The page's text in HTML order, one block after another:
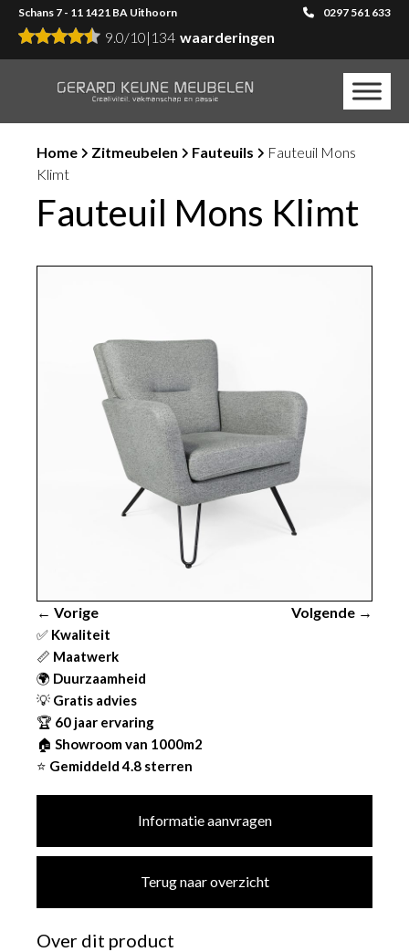
Schans 7 - 11 1421 BA Uithoorn 0297 561 633
9.0/10| 134 waarderingen
Home Zitmeubelen Fauteuils
Fauteuil Mons
Klimt
Fauteuil Mons Klimt
← Vorige Volgende →
✅ Kwaliteit
📏 Maatwerk
🌍 Duurzaamheid
💡 Gratis advies
🏆 60 jaar ervaring
🏠 Showroom van 1000m2
⭐ Gemiddeld 4.8 sterren
Informatie aanvragen
Terug naar overzicht
Over dit product